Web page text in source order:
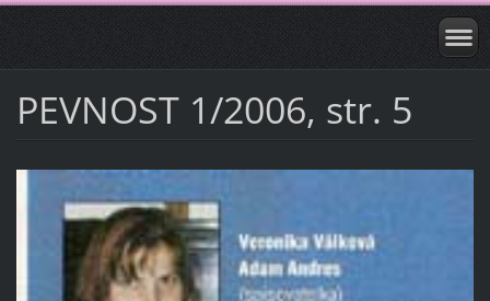
PEVNOST 1/2006, str. 5